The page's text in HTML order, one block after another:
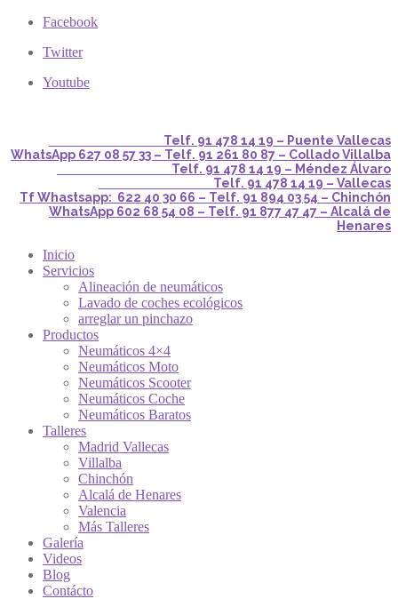
Facebook
Twitter
Youtube
Telf. 91 478 14 19 – Puente Vallecas
WhatsApp 627 08 57 33 – Telf. 91 261 80 87 – Collado Villalba
Telf. 91 478 14 19 – Méndez Álvaro
Telf. 91 478 14 19 – Vallecas
Tf Whastsapp: 622 40 30 66 – Telf. 91 894 03 54 – Chinchón
WhatsApp 602 68 54 08 – Telf. 91 877 47 47 – Alcalá de
Henares
Inicio
Servicios
Alineación de neumáticos
Lavado de coches ecológicos
arreglar un pinchazo
Productos
Neumáticos 4×4
Neumáticos Moto
Neumáticos Scooter
Neumáticos Coche
Neumáticos Baratos
Talleres
Madrid Vallecas
Villalba
Chinchón
Alcalá de Henares
Valencia
Más Talleres
Galería
Videos
Blog
Contácto